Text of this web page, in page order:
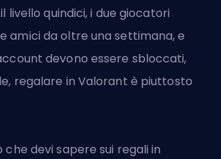
livello quindici, i due giocatori
amici da oltre una settimana, e
devono essere sbloccati,
regalare in Valorant è piuttosto
devi sapere sui regali in